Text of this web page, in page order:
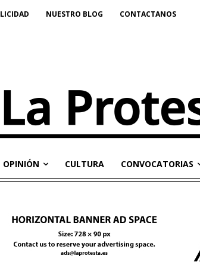
NUESTRO BLOG CONTACTANOS
OPINIÓN CULTURA CONVOCATORIAS